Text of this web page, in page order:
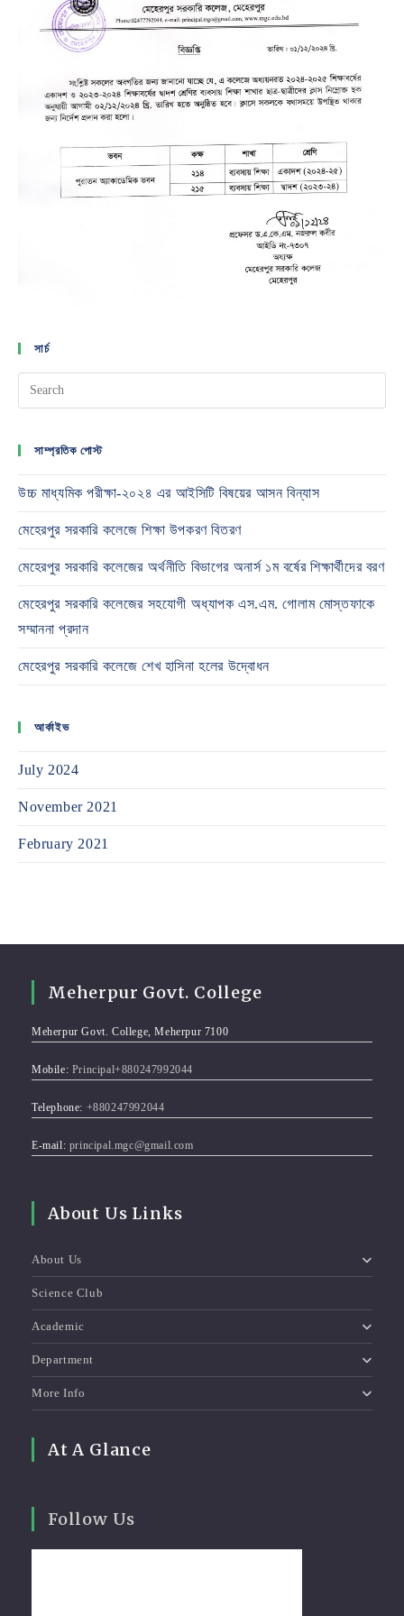
সার্চ
সাম্প্রতিক পোস্ট
উচ্চ মাধ্যমিক পরীক্ষা-২০২৪ এর আইসিটি বিষয়ের আসন বিন্যাস
মেহেরপুর সরকারি কলেজে শিক্ষা উপকরণ বিতরণ
মেহেরপুর সরকারি কলেজের অর্থনীতি বিভাগের অনার্স ১ম বর্ষের শিক্ষার্থীদের বরণ
মেহেরপুর সরকারি কলেজের সহযোগী অধ্যাপক এস.এম. গোলাম মোস্তফাকে
সম্মাননা প্রদান
মেহেরপুর সরকারি কলেজে শেখ হাসিনা হলের উদ্বোধন
আর্কাইভ
July 2024
November 2021
February 2021
Meherpur Govt. College
Meherpur Govt. College, Meherpur 7100
Mobile: Principal+880247992044
Telephone: +880247992044
E-mail: principal.mgc@gmail.com
About Us Links
About Us
Science Club
Academic
Department
More Info
At A Glance
Follow Us